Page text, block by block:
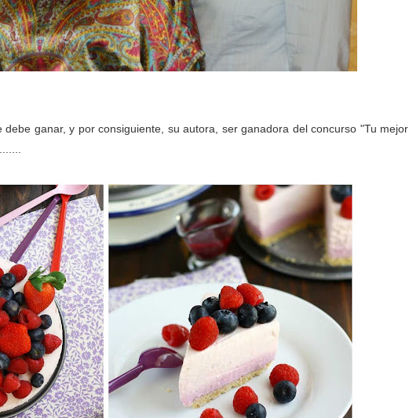
ganar, y por consiguiente, su autora, ser ganadora del concurso "Tu mejor